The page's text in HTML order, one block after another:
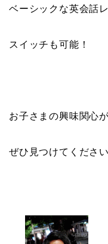
ベーシックな英会話
スイッチも可能！
お子さまの興味関心
ぜひ見つけてください